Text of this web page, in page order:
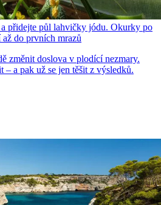
přidejte půl lahvičky jódu. Okurky po
do prvních mrazů
změnit doslova v plodící nezmary.
a pak už se jen těšit z výsledků.